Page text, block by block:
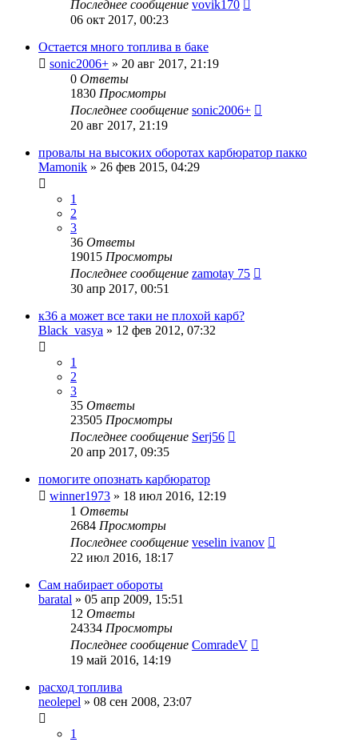
Последнее сообщение vovik170
06 окт 2017, 00:23
Остается много топлива в баке
sonic2006+ » 20 авг 2017, 21:19
0 Ответы
1830 Просмотры
Последнее сообщение sonic2006+
20 авг 2017, 21:19
провалы на высоких оборотах карбюратор пакко
Mamonik » 26 фев 2015, 04:29
1
2
3
36 Ответы
19015 Просмотры
Последнее сообщение zamotay 75
30 апр 2017, 00:51
к36 а может все таки не плохой карб?
Black_vasya » 12 фев 2012, 07:32
1
2
3
35 Ответы
23505 Просмотры
Последнее сообщение Serj56
20 апр 2017, 09:35
помогите опознать карбюратор
winner1973 » 18 июл 2016, 12:19
1 Ответы
2684 Просмотры
Последнее сообщение veselin ivanov
22 июл 2016, 18:17
Сам набирает обороты
baratal » 05 апр 2009, 15:51
12 Ответы
24334 Просмотры
Последнее сообщение ComradeV
19 май 2016, 14:19
расход топлива
neolepel » 08 сен 2008, 23:07
1